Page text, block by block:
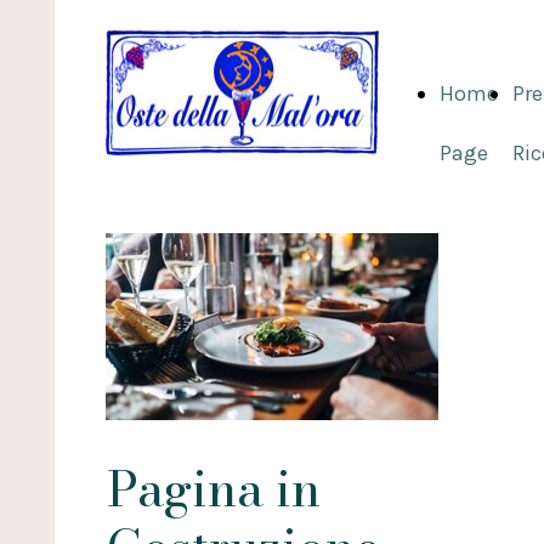
Home
Page
Pagina in